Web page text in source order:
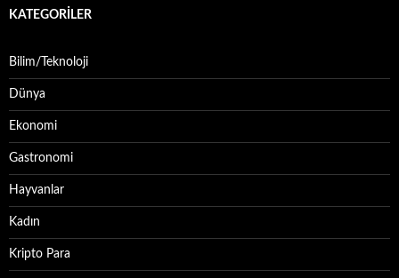
KATEGORILER
Bilim/Teknoloji
Dünya
Ekonomi
Gastronomi
Hayvanlar
Kadın
Kripto Para